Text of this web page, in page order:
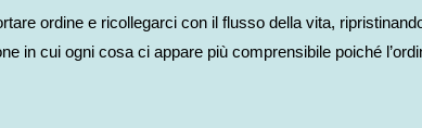
ordine e ricollegarci con il flusso della vita,
in cui ogni cosa ci appare più comprensibile poiché